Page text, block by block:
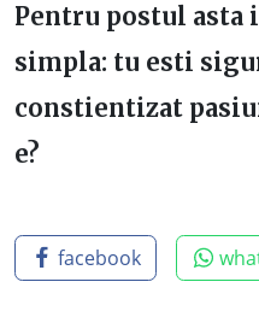
Pentru postul asta
simpla: tu esti
constientizat
e?
facebook